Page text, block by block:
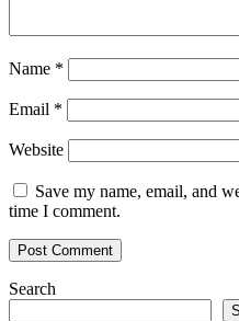
Name *
Email *
Website
Save my name, email, and
time I comment.
Search